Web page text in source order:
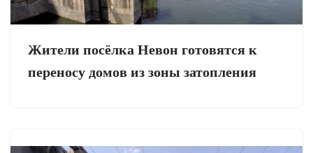
Жители посёлка Невон готовятся к
переносу домов из зоны затопления